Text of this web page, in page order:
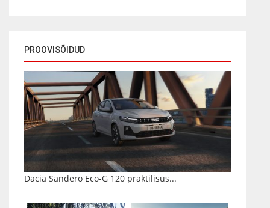
PROOVISÕIDUD
Dacia Sandero Eco-G 120 praktilisus...